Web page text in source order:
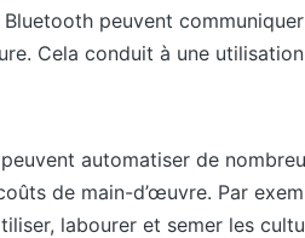
peuvent
Cela conduit à une
automatiser de
de main-d’œuvre. Par
labourer et semer les